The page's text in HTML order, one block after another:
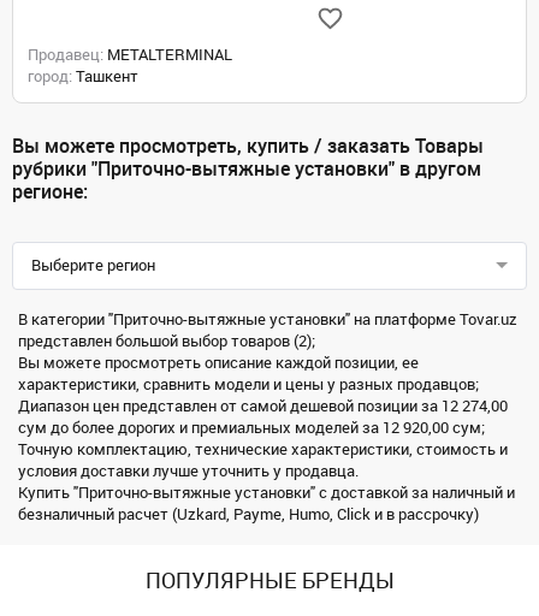
Продавец: METALTERMINAL
город: Ташкент
Вы можете просмотреть, купить / заказать Товары
рубрики "Приточно-вытяжные установки" в другом
регионе:
Выберите регион
В категории "Приточно-вытяжные установки" на платформе Tovar.uz
представлен большой выбор товаров (2);
Вы можете просмотреть описание каждой позиции, ее
характеристики, сравнить модели и цены у разных продавцов;
Диапазон цен представлен от самой дешевой позиции за 12 274,00
сум до более дорогих и премиальных моделей за 12 920,00 сум;
Точную комплектацию, технические характеристики, стоимость и
условия доставки лучше уточнить у продавца.
Купить "Приточно-вытяжные установки" с доставкой за наличный и
безналичный расчет (Uzkard, Payme, Humo, Click и в рассрочку)
ПОПУЛЯРНЫЕ БРЕНДЫ